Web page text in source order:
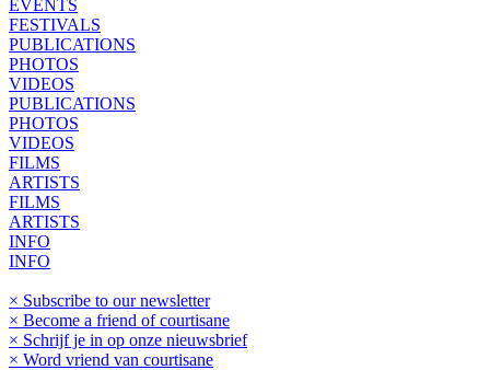
EVENTS
FESTIVALS
PUBLICATIONS
PHOTOS
VIDEOS
PUBLICATIONS
PHOTOS
VIDEOS
FILMS
ARTISTS
FILMS
ARTISTS
INFO
INFO
× Subscribe to our newsletter
× Become a friend of courtisane
× Schrijf je in op onze nieuwsbrief
× Word vriend van courtisane